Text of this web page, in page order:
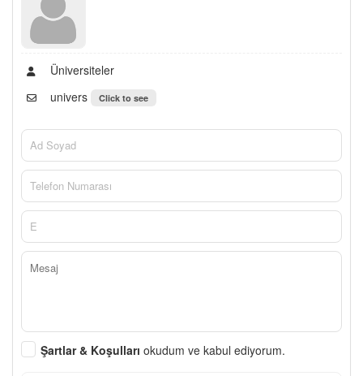
Üniversiteler
univers
Click to see
Şartlar & Koşulları okudum ve kabul ediyorum.